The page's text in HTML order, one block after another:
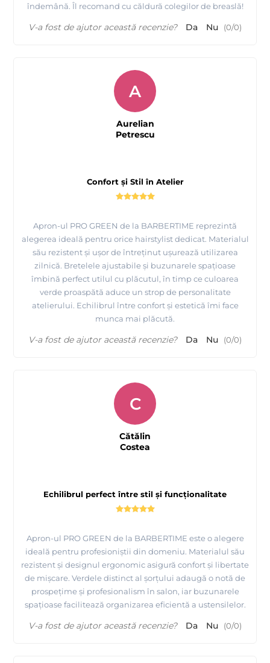
îndemână. Îl recomand cu căldură colegilor de breaslă!
V-a fost de ajutor această recenzie? Da Nu (0/0)
Confort și Stil în Atelier
Apron-ul PRO GREEN de la BARBERTIME reprezintă
alegerea ideală pentru orice hairstylist dedicat. Materialul
său rezistent și ușor de întreținut ușurează utilizarea
zilnică. Bretelele ajustabile și buzunarele spațioase
îmbină perfect utilul cu plăcutul, în timp ce culoarea
verde proaspătă aduce un strop de personalitate
atelierului. Echilibrul între confort și estetică îmi face
munca mai plăcută.
A
Aurelian
Petrescu
V-a fost de ajutor această recenzie? Da Nu (0/0)
Echilibrul perfect între stil și funcționalitate
Apron-ul PRO GREEN de la BARBERTIME este o alegere
ideală pentru profesioniștii din domeniu. Materialul său
rezistent și designul ergonomic asigură confort și libertate
de mișcare. Verdele distinct al șorțului adaugă o notă de
prospețime și profesionalism în salon, iar buzunarele
spațioase facilitează organizarea eficientă a ustensilelor.
C
Cătălin
Costea
V-a fost de ajutor această recenzie? Da Nu (0/0)